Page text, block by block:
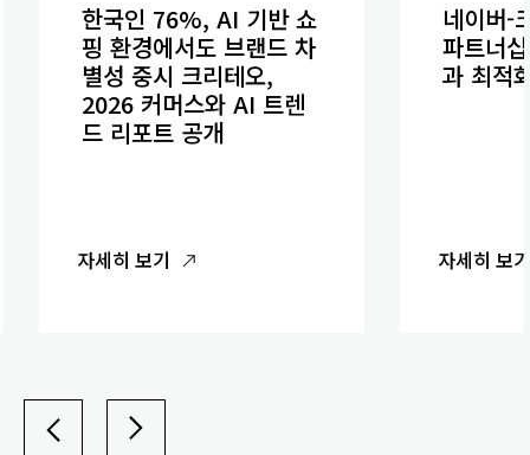
한국인 76%, AI 기반 쇼
핑 환경에서도 브랜드 차
별성 중시 크리테오,
2026 커머스와 AI 트렌
드 리포트 공개
자세히 보기
네이버-
파트너
과 최적
자세히 보기